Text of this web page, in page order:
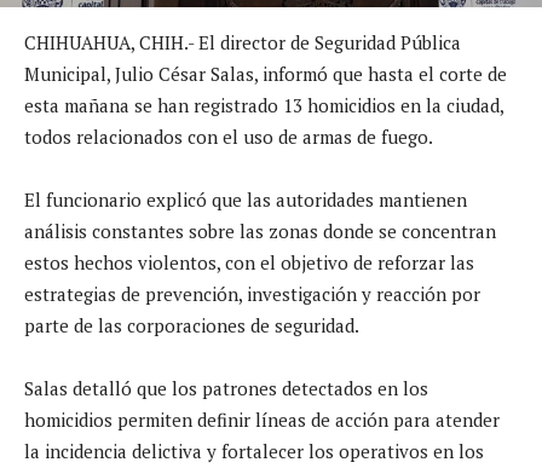
CHIHUAHUA, CHIH.- El director de Seguridad Pública
Municipal, Julio César Salas, informó que hasta el corte de
esta mañana se han registrado 13 homicidios en la ciudad,
todos relacionados con el uso de armas de fuego.
El funcionario explicó que las autoridades mantienen
análisis constantes sobre las zonas donde se concentran
estos hechos violentos, con el objetivo de reforzar las
estrategias de prevención, investigación y reacción por
parte de las corporaciones de seguridad.
Salas detalló que los patrones detectados en los
homicidios permiten definir líneas de acción para atender
la incidencia delictiva y fortalecer los operativos en los